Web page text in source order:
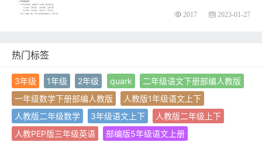
2017 2023-01-27
热门标签
3年级 1年级 2年级 quark
二年级语文下册部编人教版
一年级数学下册部编人教版
人教版1年级语文上下
人教版二年级数学
3年级语文上下
人教版二年级上下
人教PEP版三年级英语
部编版5年级语文上册